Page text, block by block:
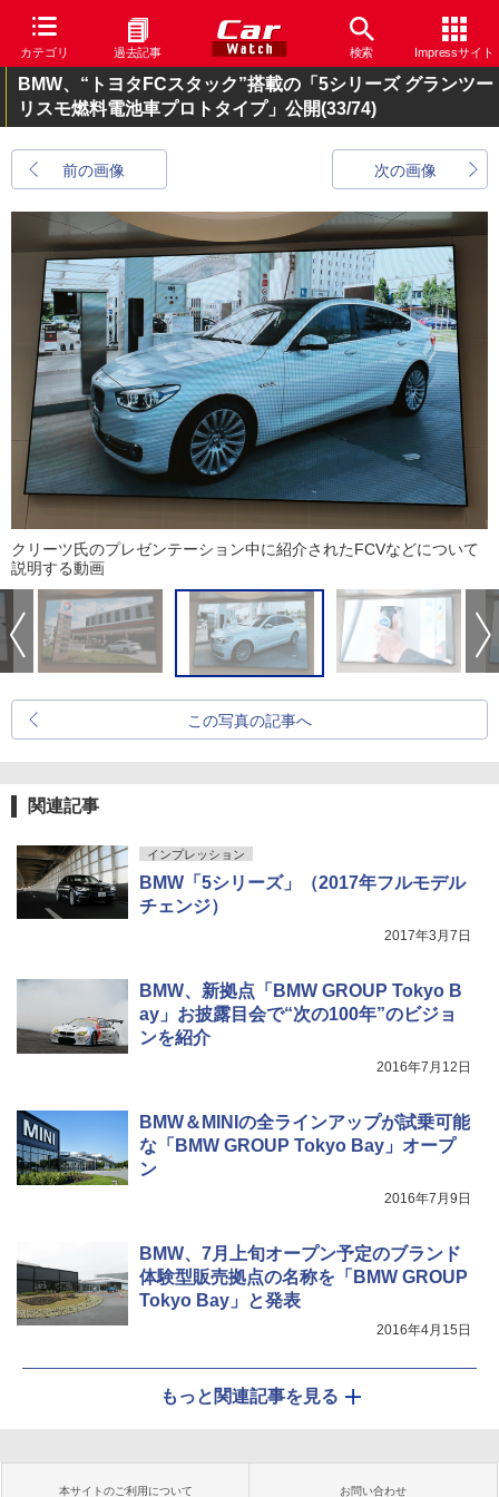
カテゴリ 過去記事 検索 Impressサイト
BMW、“トヨタFCスタック”搭載の「5シリーズ グランツー
リスモ燃料電池車プロトタイプ」公開(33/74)
前の画像 次の画像
クリーツ氏のプレゼンテーション中に紹介されたFCVなどについて
説明する動画
この写真の記事へ
関連記事
インプレッション
BMW「5シリーズ」（2017年フルモデル
チェンジ）
2017年3月7日
BMW、新拠点「BMW GROUP Tokyo B
ay」お披露目会で“次の100年”のビジョ
ンを紹介
2016年7月12日
BMW＆MINIの全ラインアップが試乗可能
な「BMW GROUP Tokyo Bay」オープ
ン
2016年7月9日
BMW、7月上旬オープン予定のブランド
体験型販売拠点の名称を「BMW GROUP
Tokyo Bay」と発表
2016年4月15日
もっと関連記事を見る
本サイトのご利用について お問い合わせ